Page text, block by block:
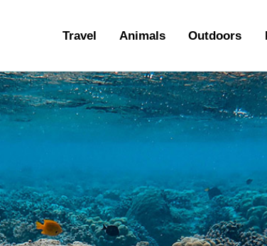
Travel Animals Outdoors